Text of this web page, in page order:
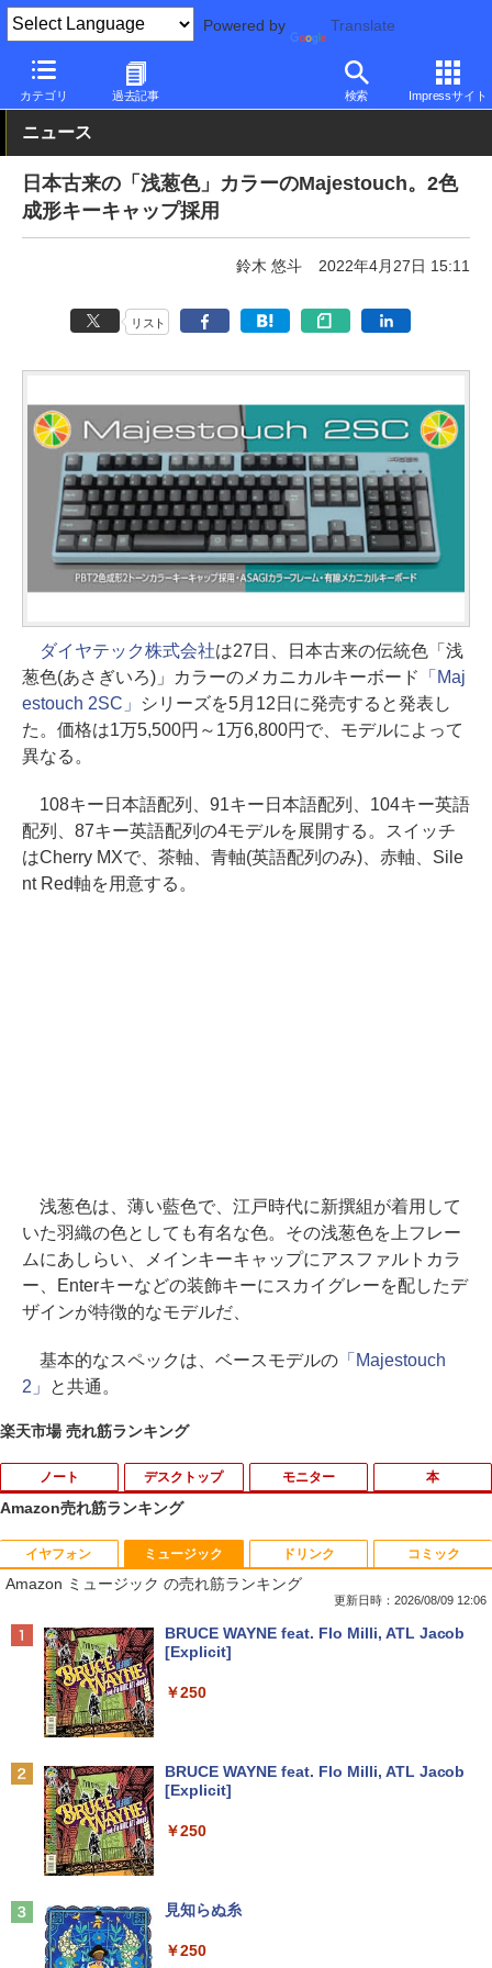
Powered by Translate
カテゴリ 過去記事 検索 Impressサイト
PC Watch 半導体/周辺機器 有線
ニュース
日本古来の「浅葱色」カラーのMajestouch。2色
成形キーキャップ採用
鈴木 悠斗 2022年4月27日 15:11
リスト
ダイヤテック株式会社は27日、日本古来の伝統色「浅
葱色(あさぎいろ)」カラーのメカニカルキーボード 「Maj
estouch 2SC」
シリーズを5月12日に発売すると発表し
た。価格は1万5,500円～1万6,800円で、モデルによって
異なる。
108キー日本語配列、91キー日本語配列、104キー英語
配列、87キー英語配列の4モデルを展開する。スイッチ
はCherry MXで、茶軸、青軸(英語配列のみ)、赤軸、Sile
nt Red軸を用意する。
浅葱色は、薄い藍色で、江戸時代に新撰組が着用して
いた羽織の色としても有名な色。その浅葱色を上フレー
ムにあしらい、メインキーキャップにアスファルトカラ
ー、Enterキーなどの装飾キーにスカイグレーを配したデ
ザインが特徴的なモデルだ、
基本的なスペックは、ベースモデルの「Majestouch
2」
と共通。
楽天市場 売れ筋ランキング
ノート
1
【今だけ】全品ポイント10倍 お買い物マ
ラソン★8/4～8/11★中古パソコン ノー
トPC Lenovo ThinkPad E590 Core i3 8
2 PCIe256GB / 512GB / 1TB Windows1
1 Pro 64bit【送料無料】【1年保証】
￥15,800
【マラソンセール期間中ポイント5倍】
【OSなし】 中古ノートパソコン 第8世代
リ8GB HDD500GB 15.6インチ HDMI テ
￥17,980
デスクトップ
1
「3500U/4300Uより速い」 NiPoGi ミニ
pc Ryzen Embedded R2544初登場 8G
B+256GB 4TB拡張可 mini pc Windows
パソコン HDMI2.0+DP1.4 静音性 小型pc
豊富な端子Type-C USB3.2 有線LAN WI
【全商品10%OFF+P5倍】Dell OptiPlex
1 Pro メモリ 8GB/16GB SSD 256GB/51
コンパクト デスクトップPC
￥35,000
モニター
1
【中古良品】【安心保証】Princeton 21.
5型ワイドカラー液晶ディスプレイ PTF
WDE-22W / PTFBDE-22W ブラック/ ホ
￥4,050
タッチ式/非タッチ式選択可能 Type-C対
応 HDMI VESA対応 モニター 持ち運び
ワーク ミニPC対応 EVICIV
【期間限定5%OFFクーポン 8/12 10時ま
本
1
ちいかわ なんか小さくてかわいいやつ
（7）なんか飛び出ていろいろ貼れるフォ
トアルバム付き特装版 （講談社キャラク
￥3,630
ゼイ ]
3
楽譜 【取寄品】UN275 輸入 フラッシン
グ・ウィンズ【メール便不可商品】【沖
Amazon売れ筋ランキング
イヤフォン
Anker Soundcore P40i オフホワイト
Anker Soundcore P31i ブラック
Anker Soundcore Liberty 5 ミッドナイトブ
ミュージック
Amazon ミュージック の売れ筋ランキング
更新日時：2026/08/09 12:06
BRUCE WAYNE feat. Flo Milli, ATL Jacob
[Explicit]
￥250
BRUCE WAYNE feat. Flo Milli, ATL Jacob
[Explicit]
￥250
見知らぬ糸
￥250
ドリンク コミック